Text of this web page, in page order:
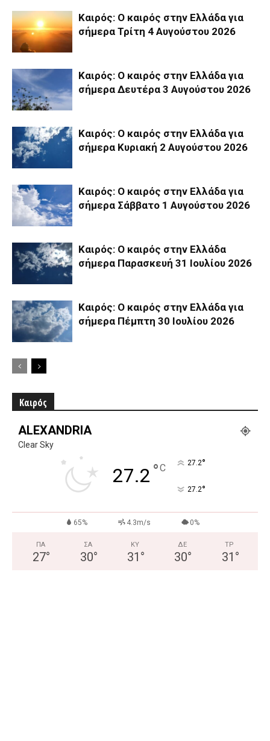
Καιρός: Ο καιρός στην Ελλάδα για
σήμερα Τρίτη 4 Αυγούστου 2026
Καιρός: Ο καιρός στην Ελλάδα για
σήμερα Δευτέρα 3 Αυγούστου 2026
Καιρός: Ο καιρός στην Ελλάδα για
σήμερα Κυριακή 2 Αυγούστου 2026
Καιρός: Ο καιρός στην Ελλάδα για
σήμερα Σάββατο 1 Αυγούστου 2026
Καιρός: Ο καιρός στην Ελλάδα
σήμερα Παρασκευή 31 Ιουλίου 2026
Καιρός: Ο καιρός στην Ελλάδα για
σήμερα Πέμπτη 30 Ιουλίου 2026
Καιρός
ALEXANDRIA
Clear Sky
27.2 °C 27.2°
27.2°
65% 4.3m/s 0%
ΠΑ
27°
ΣΑ
30°
ΚΥ
31 °
ΔΕ
30°
ΤΡ
31 °